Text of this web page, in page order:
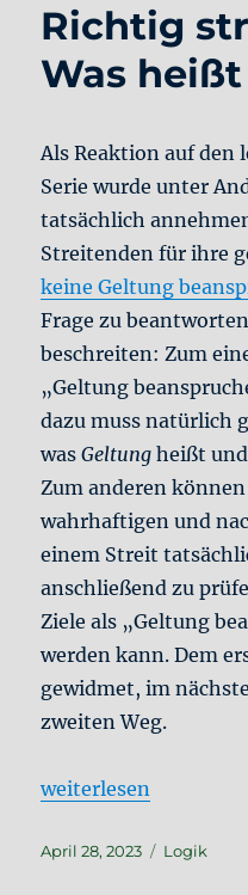
Richtig
Was
Als Reaktion auf den
Serie wurde unter
tatsächlich
Streitenden für ihre
keine Geltung
Frage zu
beschreiten: Zum
„Geltung
dazu muss natürlich
wasGeltung heißt
Zum anderen
wahrhaftigen und
einem Streit
anschließend zu
Ziele als „Geltung
werden kann. Dem
gewidmet, im
zweiten Weg.
„Richtig streiten #9:
weiterlesen
Veröffentlicht
April 28, 2023 Kategorien
Logik